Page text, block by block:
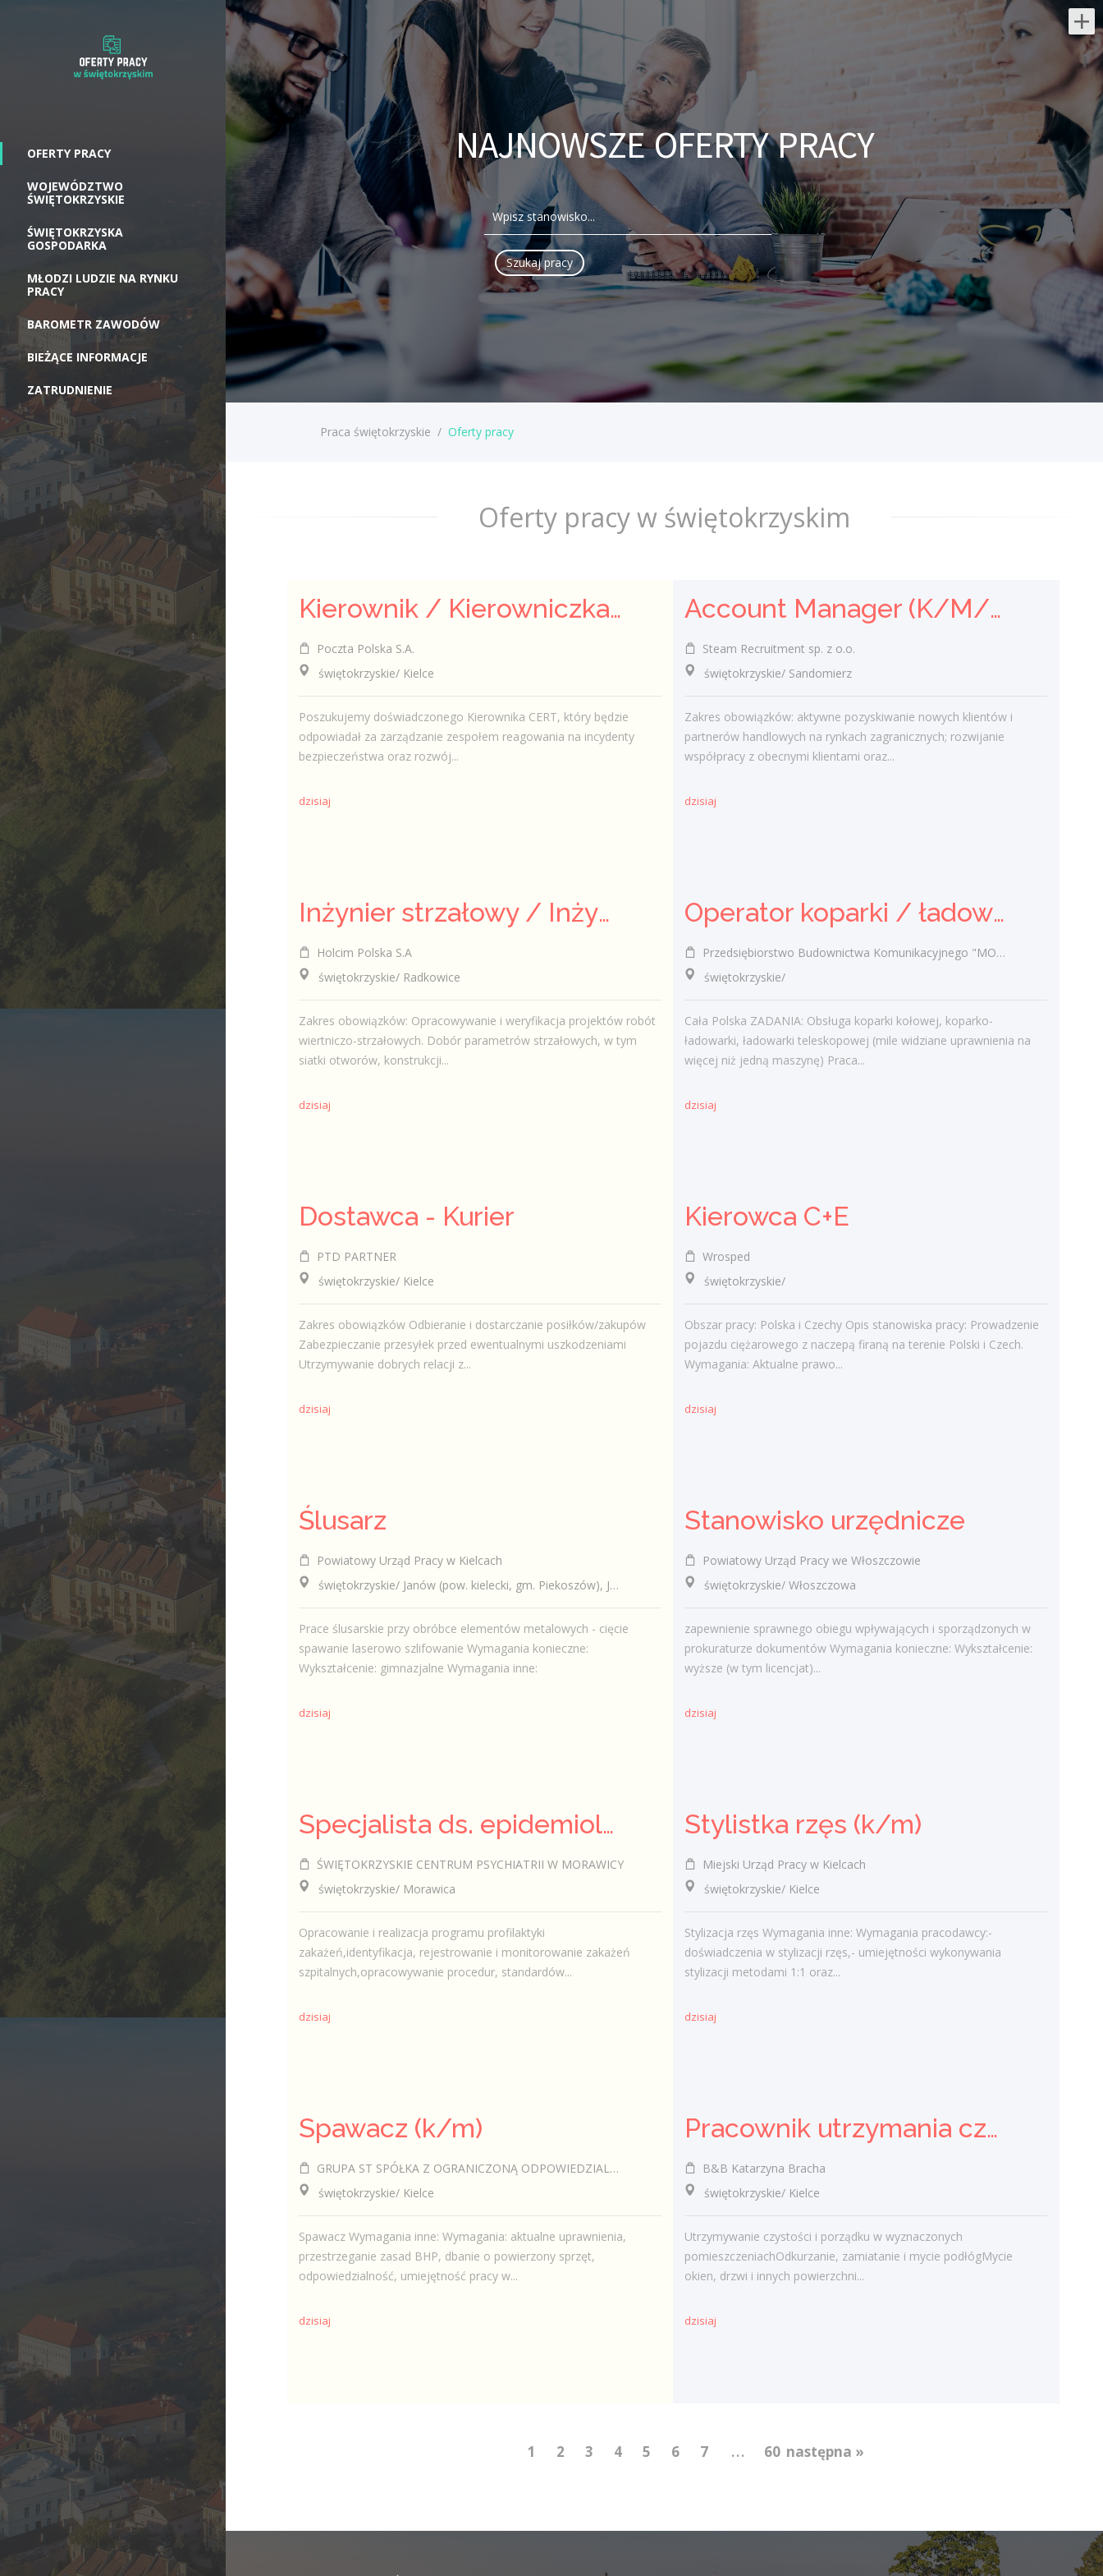
Najnowsze oferty pracy:
Kierownik / Kierowniczka
CERT
Poczta Polska S.A.
świętokrzyskie/ Kielce
Poszukujemy doświadczonego Kierownika
CERT, który będzie odpowiadał za
zarządzanie zespołem reagowania na
incydenty bezpieczeństwa oraz rozwój...
dzisiaj
Account Manager (K/M/N)
Steam Recruitment sp. z o.o.
świętokrzyskie/ Sandomierz
Zakres obowiązków: aktywne
Holcim Polska S.A
weryfikacja projektów robót wiertniczo-
strzałowych, w tym siatki otworów,
konstrukcji...
Komunikacyjnego "MOSTKOL" Sp. z o.o.
Cała Polska ZADANIA: Obsługa koparki
dzisiaj
Zabezpieczanie przesyłek przed
Więcej ofert pracy
Nowoczesne technologie w pracy. Jak
z tym radzą sobie starsi pracownicy?
3 stycznia 2021
W województwie świętokrzyskim
brakuje wykwalifikowanych murarzy
12 grudnia 2020
Najnowsze komentarze
admin
świętokrzyskim
OFERTY PRACY
WOJEWÓDZTWO
ŚWIĘTOKRZYSKIE
ŚWIĘTOKRZYSKA
GOSPODARKA
MŁODZI LUDZIE NA RYNKU
PRACY
BAROMETR ZAWODÓW
BIEŻĄCE INFORMACJE
ZATRUDNIENIE
NAJNOWSZE OFERTY PRACY
Praca świętokrzyskie / Oferty pracy
Oferty pracy w świętokrzyskim
Kierownik / Kierowniczka CERT
Poczta Polska S.A.
świętokrzyskie/ Kielce
Poszukujemy doświadczonego Kierownika CERT, który będzie
odpowiadał za zarządzanie zespołem reagowania na incydenty
bezpieczeństwa oraz rozwój...
dzisiaj
Account Manager (K/M/N)
Steam Recruitment sp. z o.o.
świętokrzyskie/ Sandomierz
Zakres obowiązków: aktywne pozyskiwanie nowych klientów i
partnerów handlowych na rynkach zagranicznych; rozwijanie
współpracy z obecnymi klientami oraz...
dzisiaj
Inżynier strzałowy / Inżynierka strzałowa
Holcim Polska S.A
świętokrzyskie/ Radkowice
Zakres obowiązków: Opracowywanie i weryfikacja projektów robót
wiertniczo-strzałowych. Dobór parametrów strzałowych, w tym
siatki otworów, konstrukcji...
dzisiaj
Operator koparki / ładowarki teleskopowej
Przedsiębiorstwo Budownictwa Komunikacyjnego "MOSTKOL" Sp. z o.o.
świętokrzyskie/
Cała Polska ZADANIA: Obsługa koparki kołowej, koparko-
ładowarki, ładowarki teleskopowej (mile widziane uprawnienia na
więcej niż jedną maszynę) Praca...
dzisiaj
Dostawca - Kurier
PTD PARTNER
świętokrzyskie/ Kielce
Zakres obowiązków Odbieranie i dostarczanie posiłków/zakupów
Zabezpieczanie przesyłek przed ewentualnymi uszkodzeniami
Utrzymywanie dobrych relacji z...
dzisiaj
Kierowca C+E
Wrosped
świętokrzyskie/
Obszar pracy: Polska i Czechy Opis stanowiska pracy: Prowadzenie
pojazdu ciężarowego z naczepą firaną na terenie Polski i Czech.
Wymagania: Aktualne prawo...
dzisiaj
Ślusarz
Powiatowy Urząd Pracy w Kielcach
świętokrzyskie/ Janów (pow. kielecki, gm. Piekoszów), Janów
Prace ślusarskie przy obróbce elementów metalowych - cięcie
spawanie laserowo szlifowanie Wymagania konieczne:
Wykształcenie: gimnazjalne Wymagania inne:
dzisiaj
Stanowisko urzędnicze
Powiatowy Urząd Pracy we Włoszczowie
świętokrzyskie/ Włoszczowa
zapewnienie sprawnego obiegu wpływających i sporządzonych w
prokuraturze dokumentów Wymagania konieczne: Wykształcenie:
wyższe (w tym licencjat)...
dzisiaj
Specjalista ds. epidemiologii (k/m)
ŚWIĘTOKRZYSKIE CENTRUM PSYCHIATRII W MORAWICY
świętokrzyskie/ Morawica
Opracowanie i realizacja programu profilaktyki
zakażeń,identyfikacja, rejestrowanie i monitorowanie zakażeń
szpitalnych,opracowywanie procedur, standardów...
dzisiaj
Stylistka rzęs (k/m)
Miejski Urząd Pracy w Kielcach
świętokrzyskie/ Kielce
Stylizacja rzęs Wymagania inne: Wymagania pracodawcy:-
doświadczenia w stylizacji rzęs,- umiejętności wykonywania
stylizacji metodami 1:1 oraz...
dzisiaj
Spawacz (k/m)
GRUPA ST SPÓŁKA Z OGRANICZONĄ ODPOWIEDZIALNOŚCIĄ
świętokrzyskie/ Kielce
Spawacz Wymagania inne: Wymagania: aktualne uprawnienia,
przestrzeganie zasad BHP, dbanie o powierzony sprzęt,
odpowiedzialność, umiejętność pracy w...
dzisiaj
Pracownik utrzymania czystości (sprzątaczka) (k/m)
B&B Katarzyna Bracha
świętokrzyskie/ Kielce
Utrzymywanie czystości i porządku w wyznaczonych
pomieszczeniachOdkurzanie, zamiatanie i mycie podłógMycie
okien, drzwi i innych powierzchni...
dzisiaj
1 2 3 4 5 6 7 ... 60 następna »